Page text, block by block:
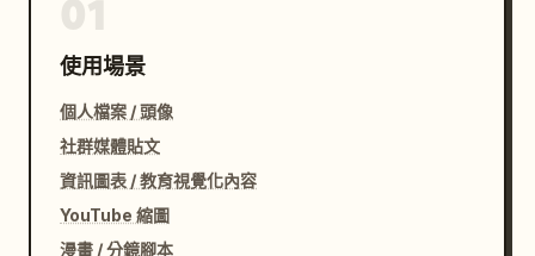
使用場景
個人檔案 / 頭像
社群媒體貼文
資訊圖表 / 教育視覺化內容
YouTube 縮圖
漫畫 / 分鏡腳本